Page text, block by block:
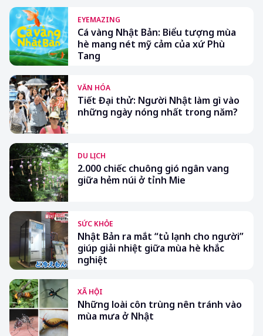
EYEMAZING
Cá vàng Nhật Bản: Biểu tượng mùa
hè mang nét mỹ cảm của xứ Phù
Tang
VĂN HÓA
Tiết Đại thử: Người Nhật làm gì vào
những ngày nóng nhất trong năm?
DU LỊCH
2.000 chiếc chuông gió ngân vang
giữa hẻm núi ở tỉnh Mie
SỨC KHỎE
Nhật Bản ra mắt “tủ lạnh cho người”
giúp giải nhiệt giữa mùa hè khắc
nghiệt
XÃ HỘI
Những loài côn trùng nên tránh vào
mùa mưa ở Nhật